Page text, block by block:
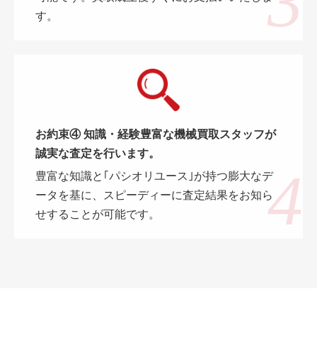
す。
お約束④ 知識・経験豊富な機械買取スタッフが
誠実な査定を行います。
豊富な知識と｢パシオリユース｣が持つ膨大なデ
ータを基に、スピーディーに査定結果をお知ら
せすることが可能です。